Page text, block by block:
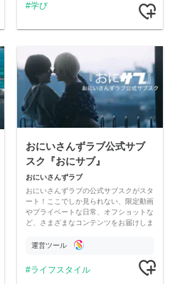
学び
おにいさんずラブ公式サブ
スク『おにサブ』
おにいさんずラブ
おにいさんずラブの公式サブスクがスタ
ート！ここでしか見られない、限定動画
やプライベートな日常、オフショットな
ど、さまざまなコンテンツをお届けしま
運営ツール
ライフスタイル